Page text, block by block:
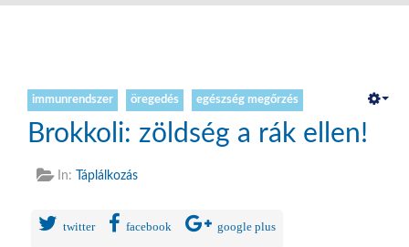
GALÉRIA
ÜGYFÉLFIÓK
KAPCSOLAT
immunrendszer öregedés egészség megőrzés
Brokkoli: zöldség a rák ellen!
In: Táplálkozás
twitter facebook google plus